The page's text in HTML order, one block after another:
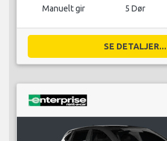
Manuelt gir 5 Dør
SE DETALJER...